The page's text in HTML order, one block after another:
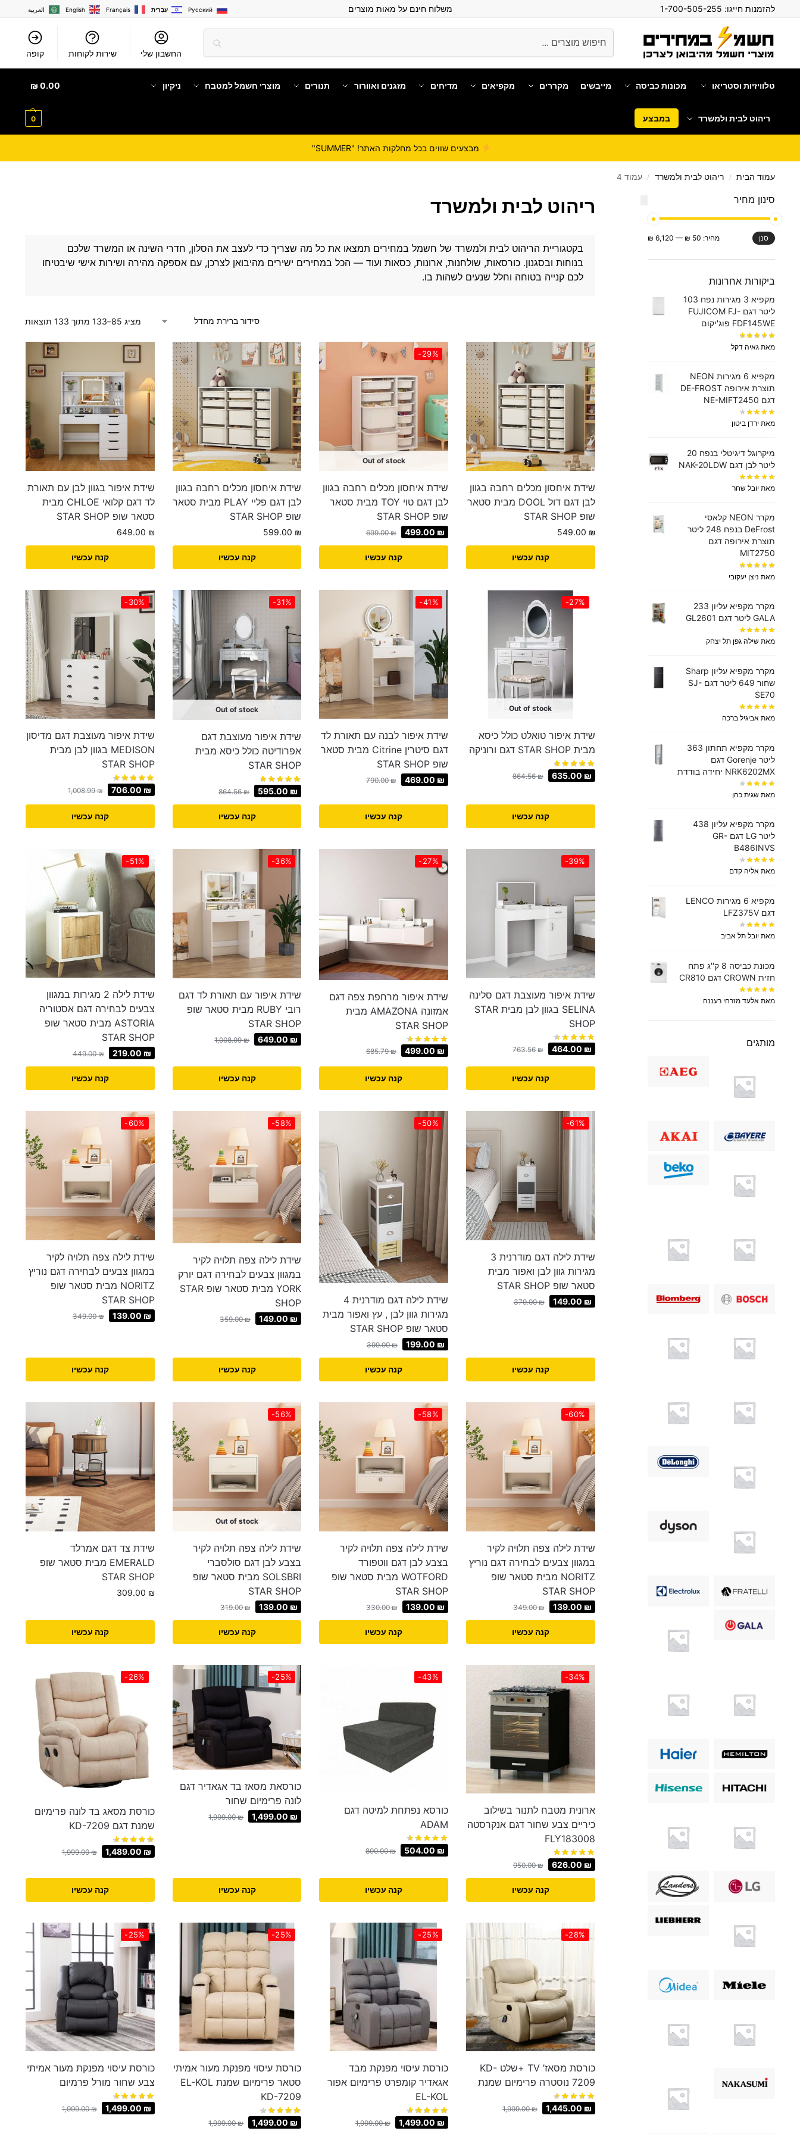
להזמנות חייגו: משלוח חינם על מאות מוצרים العربية English Français עִבְרִית Русский
החשבון שלי שירות לקוחות קופה
טלוויזיות וסטריאו מכונות כביסה מייבשים מקררים מקפיאים מדיחים מזגנים ואוורור תנורים מוצרי חשמל למטבח ניקיון
ריהוט לבית ולמשרד במבצע
0.00
₪
0
מבצעים שווים בכל מחלקות האתר! "SUMMER"
עמוד הבית / ריהוט לבית ולמשרד / עמוד 4
ריהוט לבית ולמשרד
בקטגוריית הריהוט לבית ולמשרד של חשמל במחירים תמצאו את כל מה שצריך כדי לעצב את הסלון, חדרי השינה או המשרד שלכם
בנוחות ובסגנון. כורסאות, שולחנות, ארונות, כסאות ועוד — הכל במחירים ישירים מהיבואן לצרכן, עם אספקה מהירה ושירות אישי שיבטיחו
לכם קנייה בטוחה וחלל שנעים לשהות בו.
מציג 85–133 מתוך 133 תוצאות
שידת איחסון מכלים רחבה בגוון
לבן דגם דול DOOL מבית סטאר
שופ STAR SHOP
549.00 ₪
קנה עכשיו
-29%
Out of stock
שידת איחסון מכלים רחבה בגוון
לבן דגם טוי TOY מבית סטאר
שופ STAR SHOP
699.00₪ 499.00 ₪
קנה עכשיו
שידת איחסון מכלים רחבה בגוון
לבן דגם פליי PLAY מבית סטאר
שופ STAR SHOP
599.00 ₪
קנה עכשיו
שידת איפור בגוון לבן עם תאורת
לד דגם קלואי CHLOE מבית
סטאר שופ STAR SHOP
649.00 ₪
קנה עכשיו
-27%
Out of stock
שידת איפור טואלט כולל כיסא
מבית STAR SHOP דגם ורוניקה
864.56₪ 635.00 ₪
קנה עכשיו
-41%
שידת איפור לבנה עם תאורת לד
דגם סיטרין Citrine מבית סטאר
שופ STAR SHOP
790.00₪ 469.00 ₪
קנה עכשיו
-31%
Out of stock
שידת איפור מעוצבת דגם
אפרודיטה כולל כיסא מבית
STAR SHOP
864.56₪ 595.00 ₪
קנה עכשיו
-30%
שידת איפור מעוצבת דגם מדיסון
MEDISON בגוון לבן מבית
STAR SHOP
1,008.99₪ 706.00 ₪
קנה עכשיו
-39%
שידת איפור מעוצבת דגם סלינה
SELINA בגוון לבן מבית STAR
SHOP
763.56₪ 464.00 ₪
קנה עכשיו
-27%
שידת איפור מרחפת צפה דגם
אמזונה AMAZONA מבית
STAR SHOP
685.79₪ 499.00 ₪
קנה עכשיו
-36%
שידת איפור עם תאורת לד דגם
רובי RUBY מבית סטאר שופ
STAR SHOP
1,008.99₪ 649.00 ₪
קנה עכשיו
-51%
שידת לילה 2 מגירות במגוון
צבעים לבחירה דגם אסטוריה
ASTORIA מבית סטאר שופ
STAR SHOP
449.00₪ 219.00 ₪
קנה עכשיו
-61%
שידת לילה דגם מודרנית 3
מגירות גוון לבן ואפור מבית
סטאר שופ STAR SHOP
379.00₪ 149.00 ₪
קנה עכשיו
-50%
שידת לילה דגם מודרנית 4
מגירות גוון לבן , עץ ואפור מבית
סטאר שופ STAR SHOP
399.00₪ 199.00 ₪
קנה עכשיו
-58%
שידת לילה צפה תלויה לקיר
במגוון צבעים לבחירה דגם יורק
YORK מבית סטאר שופ STAR
SHOP
359.00₪ 149.00 ₪
קנה עכשיו
-60%
שידת לילה צפה תלויה לקיר
במגוון צבעים לבחירה דגם נוריץ
NORITZ מבית סטאר שופ
STAR SHOP
349.00₪ 139.00 ₪
קנה עכשיו
-60%
שידת לילה צפה תלויה לקיר
במגוון צבעים לבחירה דגם נוריץ
NORITZ מבית סטאר שופ
STAR SHOP
349.00₪ 139.00 ₪
קנה עכשיו
-58%
שידת לילה צפה תלויה לקיר
בצבע לבן דגם ווטפורד
WOTFORD מבית סטאר שופ
STAR SHOP
330.00₪ 139.00 ₪
קנה עכשיו
-56%
Out of stock
שידת לילה צפה תלויה לקיר
בצבע לבן דגם סולסברי
SOLSBRI מבית סטאר שופ
STAR SHOP
319.00₪ 139.00 ₪
קנה עכשיו
שידת צד דגם אמרלד
EMERALD מבית סטאר שופ
STAR SHOP
309.00 ₪
קנה עכשיו
-34%
ארונית מטבח לתנור בשילוב
כיריים צבע שחור דגם אנקרסטה
FLY183008
950.00₪ 626.00 ₪
קנה עכשיו
-43%
כורסא נפתחת למיטה דגם
ADAM
890.00₪ 504.00 ₪
קנה עכשיו
-25%
כורסאת מסאז בד אגאדיר דגם
לונה פרימיום שחור
1,999.00₪ 1,499.00 ₪
קנה עכשיו
-26%
כורסת מסאג בד לונה פרימיום
שמנת דגם KD-7209
1,999.00₪ 1,489.00 ₪
קנה עכשיו
-28%
כורסת מסאז’ TV +שלט KD-
7209 נוסטרה פרימיום שמנת
1,999.00₪ 1,445.00 ₪
-25%
כורסת עיסוי מפנקת מבד
אגאדיר קומפרט פרימיום אפור
EL-KOL
1,999.00₪ 1,499.00 ₪
-25%
כורסת עיסוי מפנקת מעור אמיתי
סטאר פרימיום שמנת EL-KOL
KD-7209
1,999.00₪ 1,499.00 ₪
-25%
כורסת עיסוי מפנקת מעור אמיתי
צבע שחור מורל פרמיום
1,999.00₪ 1,499.00 ₪
סינון מחיר
סנן מחיר: 50 ₪
—
6,120 ₪
ביקורות אחרונות
מקפיא 3 מגירות נפח 103
ליטר דגם FUJICOM FJ-
FDF145WE פוג'יקום
מאת גאיה דקל
מקפיא 6 מגירות NEON
תוצרת אירופה DE-FROST
דגם NE-MIFT2450
מאת ירדן ביטון
מיקרוגל דיגיטלי בנפח 20
ליטר לבן דגם NAK-20LDW
מאת יובל שחר
מקרר NEON קלאסי
DeFrost בנפח 248 ליטר
תוצרת אירופה דגם
MIT2750
מאת ניצן יעקובי
מקרר מקפיא עליון 233
GALA ליטר דגם GL2601
מאת שילה גפן תל יצחק
מקרר מקפיא עליון Sharp
שחור 649 ליטר דגם SJ-
SE70
מאת אביגיל ברכה
מקרר ‏מקפיא תחתון 363
‏ליטר Gorenje דגם
NRK6202MX יחידה בודדת
מאת שגית כהן
מקרר מקפיא עליון 438
‏ליטר LG דגם GR-
B486INVS
מאת אליה קדם
מקפיא 6 מגירות LENCO
דגם LFZ375V
מאת יובל תל אביב
מכונת כביסה 8 ק''ג פתח
חזית CROWN דגם CR810
מאת אלעד מזרחי רעננה
מותגים